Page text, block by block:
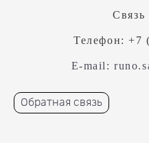
Связь
Телефон: +7
E-mail:
Обратная связь